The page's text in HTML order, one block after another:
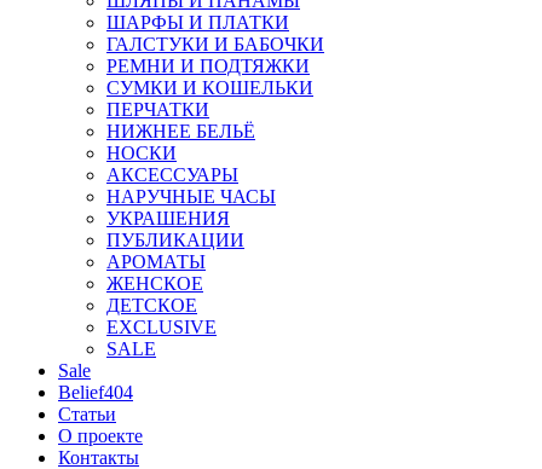
ШАРФЫ И ПЛАТКИ
ГАЛСТУКИ И БАБОЧКИ
РЕМНИ И ПОДТЯЖКИ
СУМКИ И КОШЕЛЬКИ
ПЕРЧАТКИ
НИЖНЕЕ БЕЛЬЁ
НОСКИ
АКСЕССУАРЫ
НАРУЧНЫЕ ЧАСЫ
УКРАШЕНИЯ
ПУБЛИКАЦИИ
АРОМАТЫ
ЖЕНСКОЕ
ДЕТСКОЕ
EXCLUSIVE
SALE
Sale
Belief404
Статьи
О проекте
Контакты